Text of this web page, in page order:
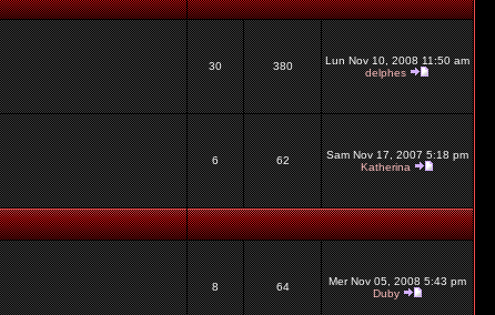
30 380
Lun Nov 10, 2008 11:50 am
delphes
6 62
Sam Nov 17, 2007 5:18 pm
Katherina
8 64
Mer Nov 05, 2008 5:43 pm
Duby